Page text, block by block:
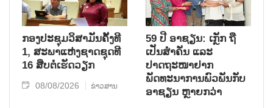
ກອງປະຊຸມວິສາມັນຄັ້ງທີ
1, ສະພາແຫ່ງຊາດຊຸດທີ
16 ສືບຕໍ່ເຮັດວຽກ
08/08/2026 ຂ່າວສານ
59 ປີ ອາຊຽນ: ເກຼັກ ຖື
ເປັນສຳຄັນ ແລະ
ປາດຖະໜາຢາກ
ພັດທະນາການພົວພັນກັບ
ອາຊຽນ ຫຼາຍກວ່າ